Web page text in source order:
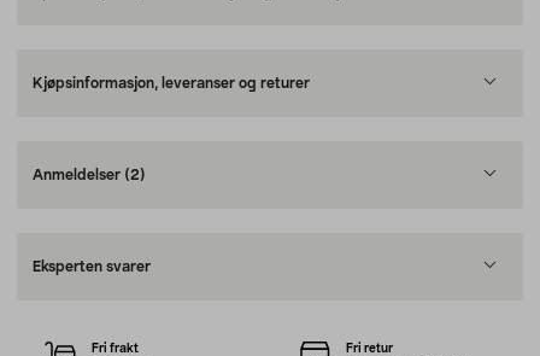
Kjøpsinformasjon, leveranser og returer
Anmeldelser (2)
Eksperten svarer
Fri frakt Fri retur